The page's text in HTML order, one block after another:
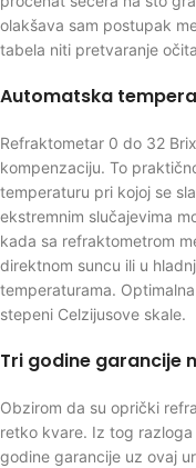
olakšava sam postupak
tabela niti pretvaranje
Automatska
Refraktometar 0 do 32
kompenzaciju. To
temperaturu pri kojoj se
ekstremnim slučajevima
kada sa refraktometrom
direktnom suncu ili u
temperaturama.
stepeni Celzijusove skale.
Tri godine garancije
Obzirom da su oprički
retko kvare. Iz tog
godine garancije uz ovaj